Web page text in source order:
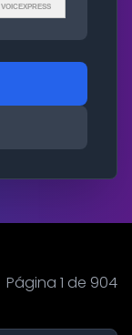
VOICEXPRESS
Página 1 de 904